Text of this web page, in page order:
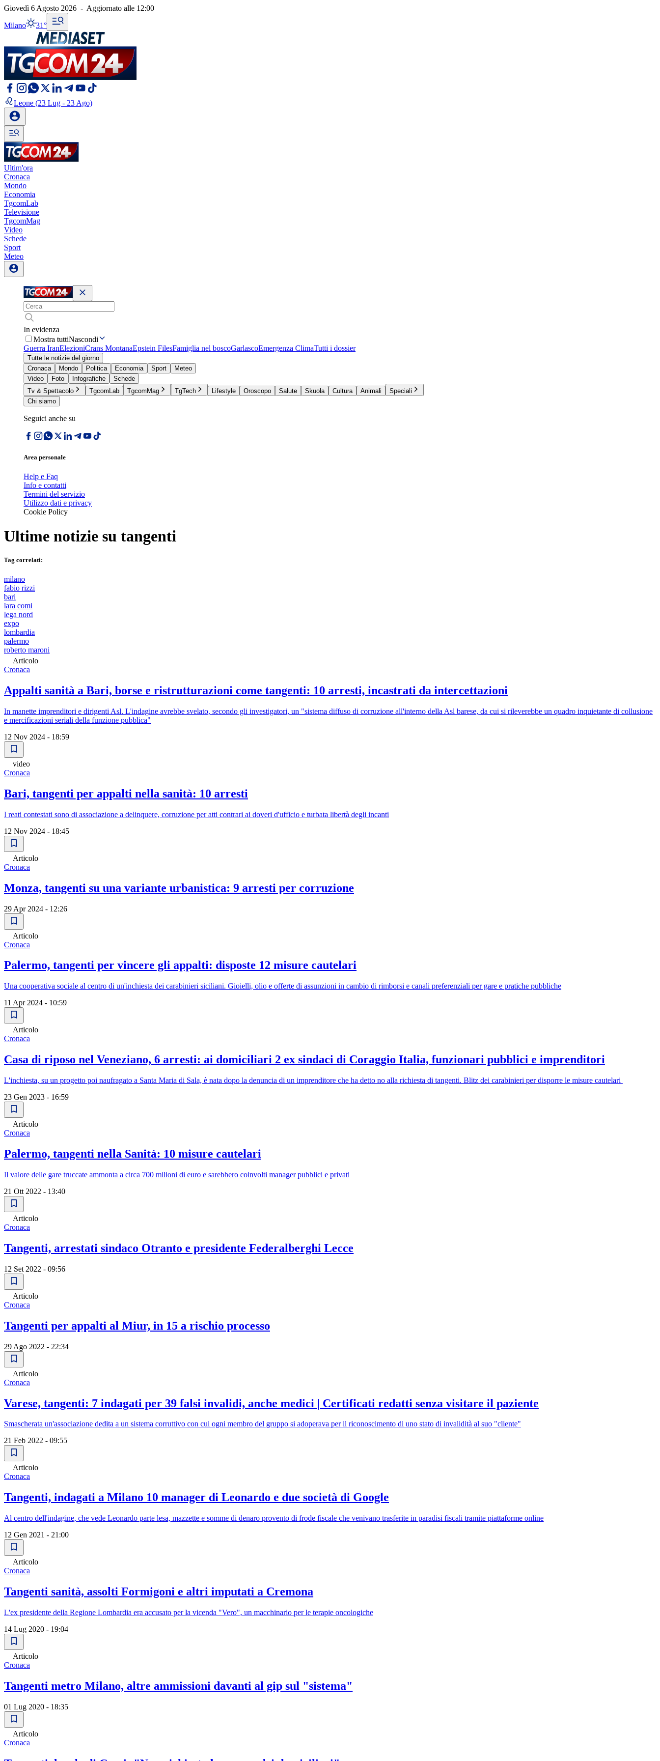
Giovedì 6 Agosto 2026 - Aggiornato alle 12:00
Milano 31°
Leone (23 Lug - 23 Ago)
Ultim'ora
Cronaca
Mondo
Economia
TgcomLab
Televisione
TgcomMag
Video
Schede
Sport
Meteo
In evidenza
Mostra tuttiNascondi
Guerra IranElezioniCrans MontanaEpstein FilesFamiglia nel boscoGarlascoEmergenza ClimaTutti i dossier
Tutte le notizie del giorno
Cronaca
Mondo Politica Economia Sport
Meteo
Video
Foto Infografiche
Schede
Tv & Spettacolo
TgcomLab TgcomMag TgTech Lifestyle Oroscopo Salute Skuola Cultura Animali
Speciali
Chi siamo
Seguici anche su
Area personale
Help e Faq
Info e contatti
Termini del servizio
Utilizzo dati e privacy
Cookie Policy
Ultime notizie su tangenti
Tag correlati:
milano
fabio rizzi
bari
lara comi
lega nord
expo
lombardia
palermo
roberto maroni
Articolo
Cronaca
Appalti sanità a Bari, borse e ristrutturazioni come tangenti: 10 arresti, incastrati da intercettazioni
In manette imprenditori e dirigenti Asl. L'indagine avrebbe svelato, secondo gli investigatori, un "sistema diffuso di corruzione all'interno della Asl barese, da cui si rileverebbe un quadro inquietante di collusione
e mercificazioni seriali della funzione pubblica"
12 Nov 2024 - 18:59
video
Cronaca
Bari, tangenti per appalti nella sanità: 10 arresti
I reati contestati sono di associazione a delinquere, corruzione per atti contrari ai doveri d'ufficio e turbata libertà degli incanti
12 Nov 2024 - 18:45
Articolo
Cronaca
Monza, tangenti su una variante urbanistica: 9 arresti per corruzione
29 Apr 2024 - 12:26
Articolo
Cronaca
Palermo, tangenti per vincere gli appalti: disposte 12 misure cautelari
Una cooperativa sociale al centro di un'inchiesta dei carabinieri siciliani. Gioielli, olio e offerte di assunzioni in cambio di rimborsi e canali preferenziali per gare e pratiche pubbliche
11 Apr 2024 - 10:59
Articolo
Cronaca
Casa di riposo nel Veneziano, 6 arresti: ai domiciliari 2 ex sindaci di Coraggio Italia, funzionari pubblici e imprenditori
L'inchiesta, su un progetto poi naufragato a Santa Maria di Sala, è nata dopo la denuncia di un imprenditore che ha detto no alla richiesta di tangenti. Blitz dei carabinieri per disporre le misure cautelari
23 Gen 2023 - 16:59
Articolo
Cronaca
Palermo, tangenti nella Sanità: 10 misure cautelari
Il valore delle gare truccate ammonta a circa 700 milioni di euro e sarebbero coinvolti manager pubblici e privati
21 Ott 2022 - 13:40
Articolo
Cronaca
Tangenti, arrestati sindaco Otranto e presidente Federalberghi Lecce
12 Set 2022 - 09:56
Articolo
Cronaca
Tangenti per appalti al Miur, in 15 a rischio processo
29 Ago 2022 - 22:34
Articolo
Cronaca
Varese, tangenti: 7 indagati per 39 falsi invalidi, anche medici | Certificati redatti senza visitare il paziente
Smascherata un'associazione dedita a un sistema corruttivo con cui ogni membro del gruppo si adoperava per il riconoscimento di uno stato di invalidità al suo "cliente"
21 Feb 2022 - 09:55
Articolo
Cronaca
Tangenti, indagati a Milano 10 manager di Leonardo e due società di Google
Al centro dell'indagine, che vede Leonardo parte lesa, mazzette e somme di denaro provento di frode fiscale che venivano trasferite in paradisi fiscali tramite piattaforme online
12 Gen 2021 - 21:00
Articolo
Cronaca
Tangenti sanità, assolti Formigoni e altri imputati a Cremona
L'ex presidente della Regione Lombardia era accusato per la vicenda "Vero", un macchinario per le terapie oncologiche
14 Lug 2020 - 19:04
Articolo
Cronaca
Tangenti metro Milano, altre ammissioni davanti al gip sul "sistema"
01 Lug 2020 - 18:35
Articolo
Cronaca